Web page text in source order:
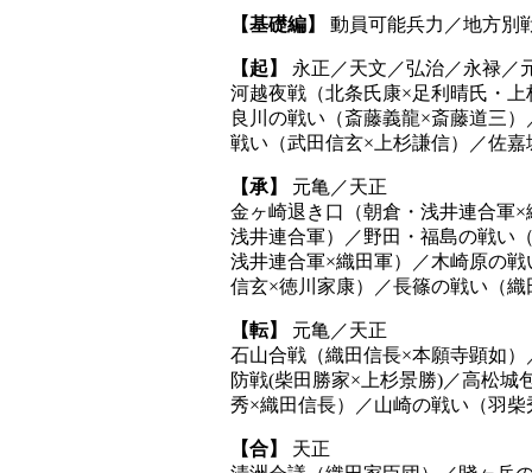
【基礎編】 動員可能兵力／地方別
【起】
永正／天文／弘治／永禄／
河越夜戦（北条氏康×足利晴氏・
良川の戦い（斎藤義龍×斎藤道三
戦い（武田信玄×上杉謙信）／佐
【承】
元亀／天正
金ヶ崎退き口（朝倉・浅井連合軍
浅井連合軍）／野田・福島の戦い
浅井連合軍×織田軍）／木崎原の
信玄×徳川家康）／長篠の戦い（
【転】
元亀／天正
石山合戦（織田信長×本願寺顕如
防戦(柴田勝家×上杉景勝)／高松城
秀×織田信長）／山崎の戦い（羽
【合】
天正